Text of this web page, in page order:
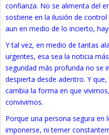
confianza. No se alimenta del
sostiene en la ilusión de
aun en medio de lo incierto,
Y tal vez, en medio de tantas
urgentes, esa sea la noticia
seguridad más profunda no se
despierta desde adentro. Y
cambia la forma en que
convivimos.
Porque una persona segura en
imponerse, ni temer